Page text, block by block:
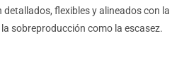
flexibles y alineados con la
sobreproducción como la escasez.